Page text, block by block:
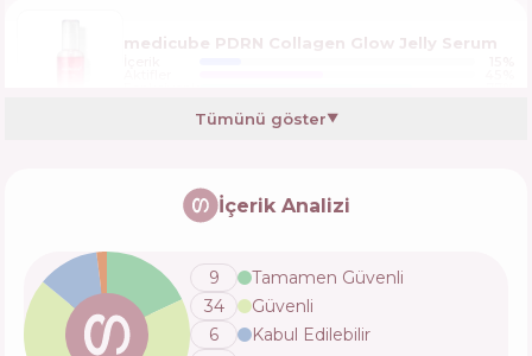
medicube PDRN Collagen Glow Jelly Serum
Medicube Azelaic Acid Exosome Shot 7500
COSRX The Blue Peptide Bakuchiol Plump
Glow Serum
Tümünü göster▼
İçerik Analizi
9
Tamamen Güvenli
34
Güvenli
6
Kabul Edilebilir